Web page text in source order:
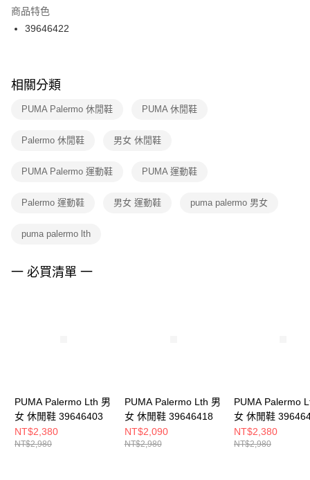
２．訂單成立數日內，您將收到繳費通知簡訊。
３．收到繳費通知簡訊後14天內，點擊此簡訊中的連結，可透過四大超商／
ATM／網路銀行／等多元方式進行付款，方視為交易完成。
※ 交易是否成功請以「AFTEE先享後付 」之結帳頁面顯示為準，若有關於
是否繳費成功／繳費後需取消欲退款等相關疑問，請聯繫「AFTEE先享後付
客戶支援中心」https://netprotections.freshdesk.com/support/home
１．透過由恩沛科技股份有限公司提供之「AFTEE先享後付」服務完成之交
權轉讓予恩沛科技股份有限公司。
３．未成年的使用者請事先徵得法定代理人或監護人之同意方可使用
任。
請求用戶進行身份認證。
５．嚴禁一人註冊多個帳號或使用他人資訊註冊。若發現惡意使用之情形，
付款後門市自取
每筆NT$100，滿NT$1,500(含以上)免運費
商品特色
39646422
相關分類
PUMA Palermo 休閒鞋 PUMA 休閒鞋
Palermo 休閒鞋 男女 休閒鞋
PUMA Palermo 運動鞋 PUMA 運動鞋
Palermo 運動鞋 男女 運動鞋 puma palermo 男女
puma palermo lth
一 必買清單 一
PUMA Palermo Lth 男
女 休閒鞋 39646403
NT$2,380
NT$2,980
PUMA Palermo Lth 男
女 休閒鞋 39646418
NT$2,090
NT$2,980
PUMA Palermo
女 休閒鞋
NT$2,380
NT$2,980